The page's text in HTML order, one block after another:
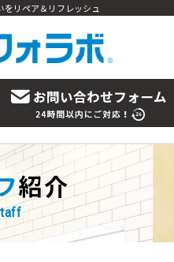
をリペア＆リフレッシュ
紹介